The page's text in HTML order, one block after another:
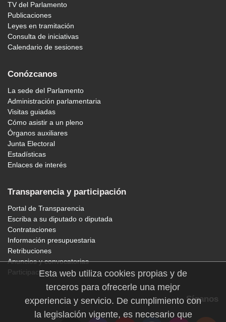
TV del Parlamento
Publicaciones
Leyes en tramitación
Consulta de iniciativas
Calendario de sesiones
Conózcanos
La sede del Parlamento
Administración parlamentaria
Visitas guiadas
Cómo asistir a un pleno
Órganos auxiliares
Junta Electoral
Estadísticas
Enlaces de interés
Transparencia y participación
Portal de Transparencia
Escriba a su diputado o diputada
Contrataciones
Información presupuestaria
Retribuciones
Anuncios y convocatorias
Participación
Síganos
Esta web utiliza cookies propias y de
terceros para ofrecerle una mejor
experiencia y servicio. De cumplimiento con
la legislación vigente, es necesario que